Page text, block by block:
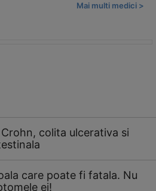
Mai multi medici >
colita ulcerativa si
care poate fi fatala. Nu
ei!